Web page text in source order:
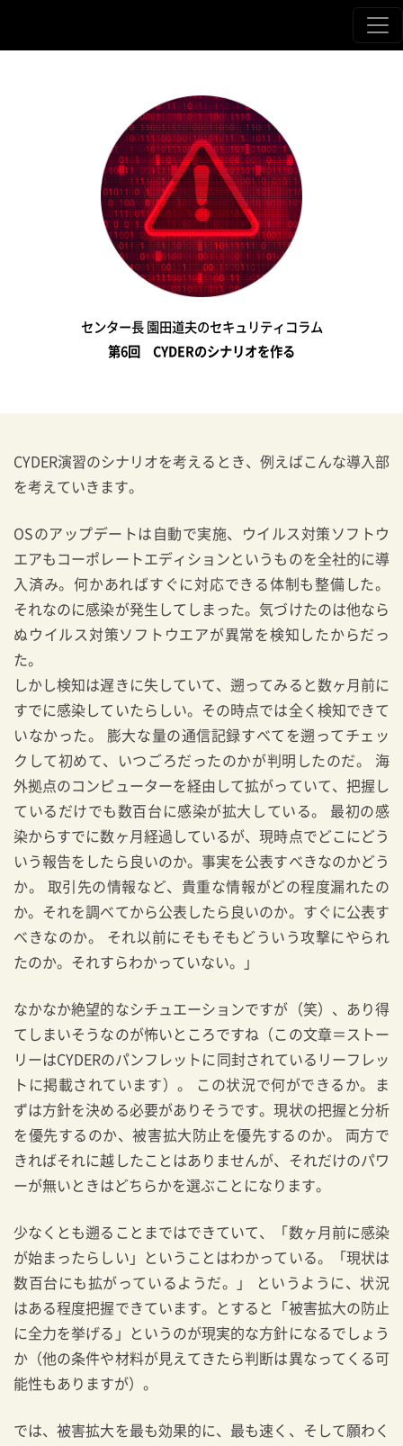
センター長 園田道夫のセキュリティコラム
第6回 CYDERのシナリオを作る
CYDER演習のシナリオを考えるとき、例えばこんな導入部
を考えていきます。
OSのアップデートは自動で実施、ウイルス対策ソフトウ
エアもコーポレートエディションというものを全社的に導
入済み。何かあればすぐに対応できる体制も整備した。
それなのに感染が発生してしまった。気づけたのは他なら
ぬウイルス対策ソフトウエアが異常を検知したからだっ
た。
しかし検知は遅きに失していて、遡ってみると数ヶ月前に
すでに感染していたらしい。その時点では全く検知できて
いなかった。 膨大な量の通信記録すべてを遡ってチェッ
クして初めて、いつごろだったのかが判明したのだ。 海
外拠点のコンピューターを経由して拡がっていて、把握し
ているだけでも数百台に感染が拡大している。 最初の感
染からすでに数ヶ月経過しているが、現時点でどこにどう
いう報告をしたら良いのか。事実を公表すべきなのかどう
か。 取引先の情報など、貴重な情報がどの程度漏れたの
か。それを調べてから公表したら良いのか。すぐに公表す
べきなのか。 それ以前にそもそもどういう攻撃にやられ
たのか。それすらわかっていない。」
なかなか絶望的なシチュエーションですが（笑）、あり得
てしまいそうなのが怖いところですね（この文章＝ストー
リーはCYDERのパンフレットに同封されているリーフレッ
トに掲載されています）。 この状況で何ができるか。ま
ずは方針を決める必要がありそうです。現状の把握と分析
を優先するのか、被害拡大防止を優先するのか。 両方で
きればそれに越したことはありませんが、それだけのパワ
ーが無いときはどちらかを選ぶことになります。
少なくとも遡ることまではできていて、「数ヶ月前に感染
が始まったらしい」ということはわかっている。「現状は
数百台にも拡がっているようだ。」 というように、状況
はある程度把握できています。とすると「被害拡大の防止
に全力を挙げる」というのが現実的な方針になるでしょう
か（他の条件や材料が見えてきたら判断は異なってくる可
能性もありますが）。
では、被害拡大を最も効果的に、最も速く、そして願わく